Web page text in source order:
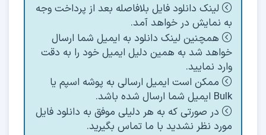
لینک دانلود فایل بلافاصله بعد از پرداخت وجه
به نمایش در خواهد آمد.
همچنین لینک دانلود به ایمیل شما ارسال
خواهد شد به همین دلیل ایمیل خود را به دقت
وارد نمایید.
ممکن است ایمیل ارسالی به پوشه اسپم یا
Bulk ایمیل شما ارسال شده باشد.
در صورتی که به هر دلیلی موفق به دانلود فایل
مورد نظر نشدید با ما تماس بگیرید.